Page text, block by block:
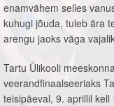
enamvähem selles
kuhugi jõuda, tuleb ära
arengu jaoks väga
Tartu Ülikooli
veerandfinaalseeriaks
teisipäeval, 9. aprillil